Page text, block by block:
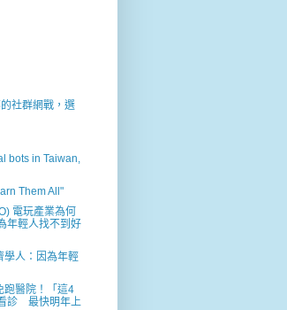
社群網戰，選
bots in Taiwan,
Them All"
電玩產業為何
年輕人找不到好
學人：因為年輕
跑醫院！「這4
診 最快明年上